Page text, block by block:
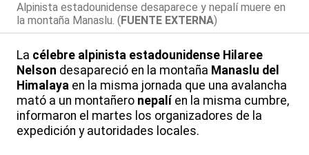
Alpinista estadounidense desaparece y nepalí muere en
la montaña Manaslu. (FUENTE EXTERNA)
La célebre alpinista estadounidense Hilaree
Nelson desapareció en la montaña Manaslu del
Himalaya en la misma jornada que una avalancha
mató a un montañero nepalí en la misma cumbre,
informaron el martes los organizadores de la
expedición y autoridades locales.